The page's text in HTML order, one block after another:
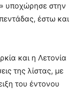
υποχώρησε στην
έστω και
και η Λετονία
της λίστας, με
του έντονου